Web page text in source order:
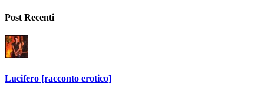
Post Recenti
Lucifero [racconto erotico]